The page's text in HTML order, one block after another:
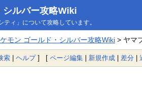
シルバー攻略Wiki
ティ」について攻略しています。
モン ゴールド・シルバー攻略Wiki> ヤマ
索 | ヘルプ] [ ページ編集 | 新規作成 | 差分 |